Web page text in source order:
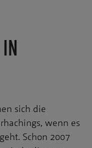
sich die
wenn es
Schon 2007